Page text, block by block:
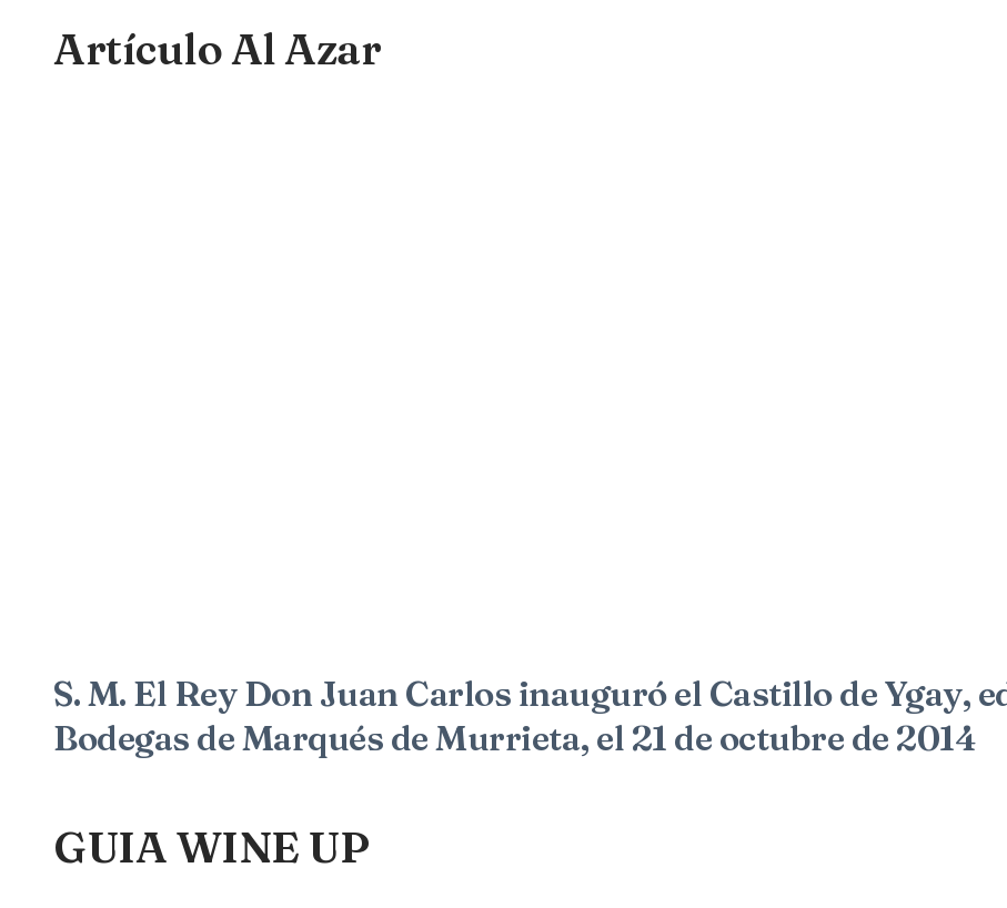
Artículo Al Azar
S. M. El Rey Don Juan Carlos inauguró el Castillo de Ygay,
Bodegas de Marqués de Murrieta, el 21 de octubre de 2014
GUIA WINE UP